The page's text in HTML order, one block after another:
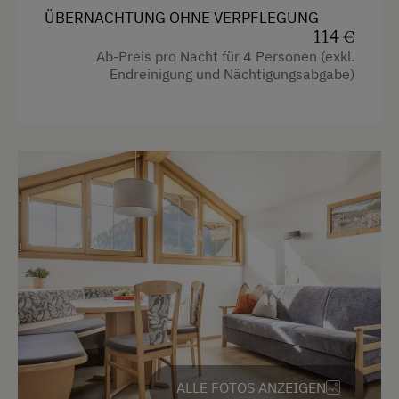
Wellnessangebote
Zusätzliche Ausstattungsmerkmale
Aktivurlaub
Geführte Wanderungen
Geführte Bergtour
Badeurlaub
Hochgeschwindigkeits-Internetanschluss
Küche
Haupthaus
4 Plattenherd
Kaffeemaschine
Wasserkocher
Handtücher
Gitterbett
Backofen
ÜBERNACHTUNG OHNE VERPFLEGUNG
114 €
Ab-Preis pro Nacht für 4 Personen (exkl.
Endreinigung und Nächtigungsabgabe)
ALLE FOTOS ANZEIGEN